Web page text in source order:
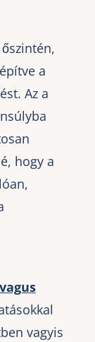
a
Az a
hogy a
vagyis